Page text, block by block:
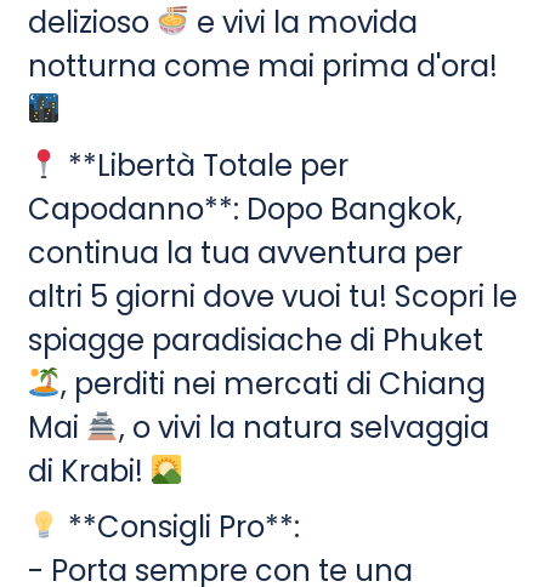
delizioso
e vivi la movida
notturna come mai prima d'ora!
**Libertà Totale per
Capodanno**: Dopo Bangkok,
continua la tua avventura per
altri 5 giorni dove vuoi tu! Scopri le
spiagge paradisiache di Phuket
, perditi nei mercati di Chiang
Mai
, o vivi la natura selvaggia
di Krabi!
**Consigli Pro**:
- Porta sempre con te una